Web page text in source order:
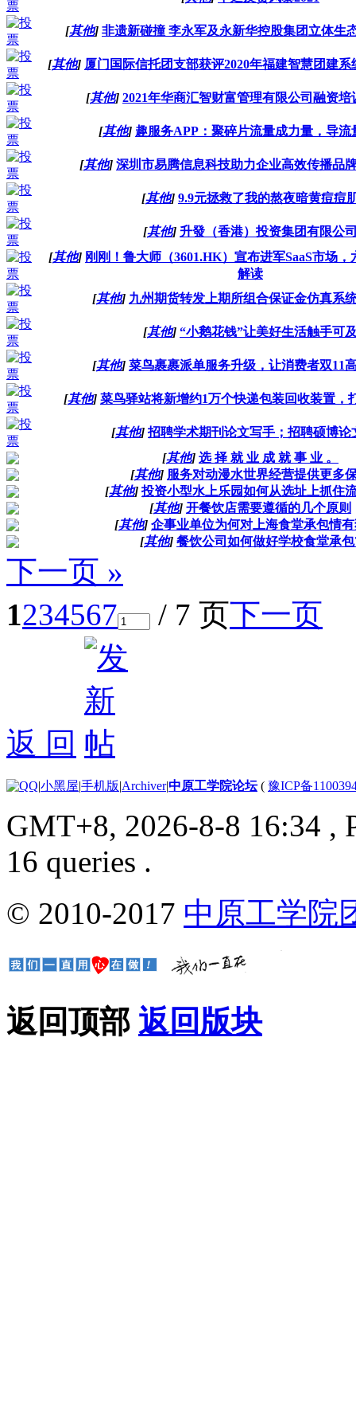
[其他] 非遗新碰撞 李永军及永新华控股集团立体生
[其他] 厦门国际信托团支部获评2020年福建智慧团建系
[其他] 2021年华商汇智财富管理有限公司融资培
[其他] 趣服务APP：聚碎片流量成力量，导流
[其他] 深圳市易腾信息科技助力企业高效传播品
[其他] 9.9元拯救了我的熬夜暗黄痘痘
[其他] 升發（香港）投资集团有限公
[其他] 刚刚！鲁大师（3601.HK）宣布进军SaaS市场
解读
[其他] 九州期货转发上期所组合保证金仿真系
[其他] “小鹅花钱”让美好生活触手可
[其他] 菜鸟裹裹派单服务升级，让消费者双11
[其他] 菜鸟驿站将新增约1万个快递包装回收装置，
[其他] 招聘学术期刊论文写手；招聘硕博论
[其他] 选 择 就 业 成 就 事 业 。
[其他] 服务对动漫水世界经营提供更多
[其他] 投资小型水上乐园如何从选址上抓住
[其他] 开餐饮店需要遵循的几个原则
[其他] 企事业单位为何对上海食堂承包情
[其他] 餐饮公司如何做好学校食堂承包
下一页 »
1234567 / 7 页下一页
返 回
|小黑屋|手机版|Archiver|中原工学院论坛( 豫ICP备
GMT+8, 2026-8-8 16:34 ,
16 queries .
© 2010-2017 中原工学院
返回顶部 返回版块